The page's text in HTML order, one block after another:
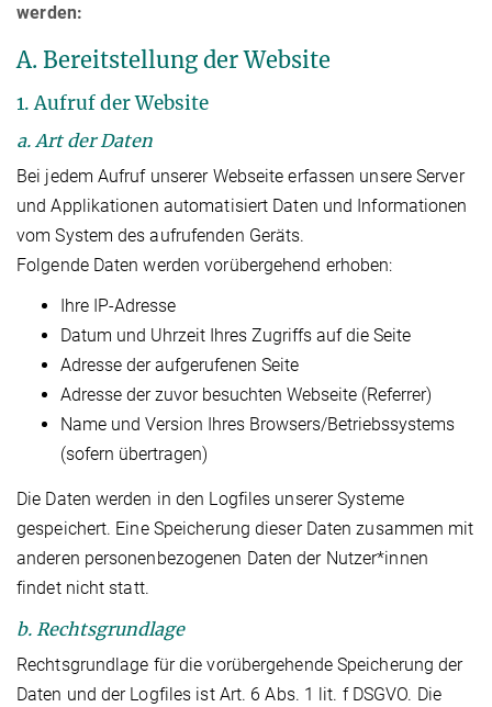
werden:
A. Bereitstellung der Website
1. Aufruf der Website
a. Art der Daten
Bei jedem Aufruf unserer Webseite erfassen unsere Server
und Applikationen automatisiert Daten und Informationen
vom System des aufrufenden Geräts.
Folgende Daten werden vorübergehend erhoben:
Ihre IP-Adresse
Datum und Uhrzeit Ihres Zugriffs auf die Seite
Adresse der aufgerufenen Seite
Adresse der zuvor besuchten Webseite (Referrer)
Name und Version Ihres Browsers/Betriebssystems
(sofern übertragen)
Die Daten werden in den Logfiles unserer Systeme
gespeichert. Eine Speicherung dieser Daten zusammen mit
anderen personenbezogenen Daten der Nutzer*innen
findet nicht statt.
b. Rechtsgrundlage
Rechtsgrundlage für die vorübergehende Speicherung der
Daten und der Logfiles ist Art. 6 Abs. 1 lit. f DSGVO. Die